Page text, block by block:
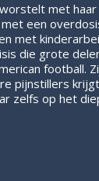
met haar
een
met
die grote
football.
pijnstillers
zelfs op het